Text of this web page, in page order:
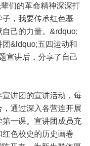
们的革命精神深深打
，我要传承红色基
己的力量。&rdquo;
&ldquo;五四运动和
宣讲后，分享了自己
讲团的宣讲活动，每
通过深入各营连开展
一课。宣讲团成员充
色校史的历史画卷